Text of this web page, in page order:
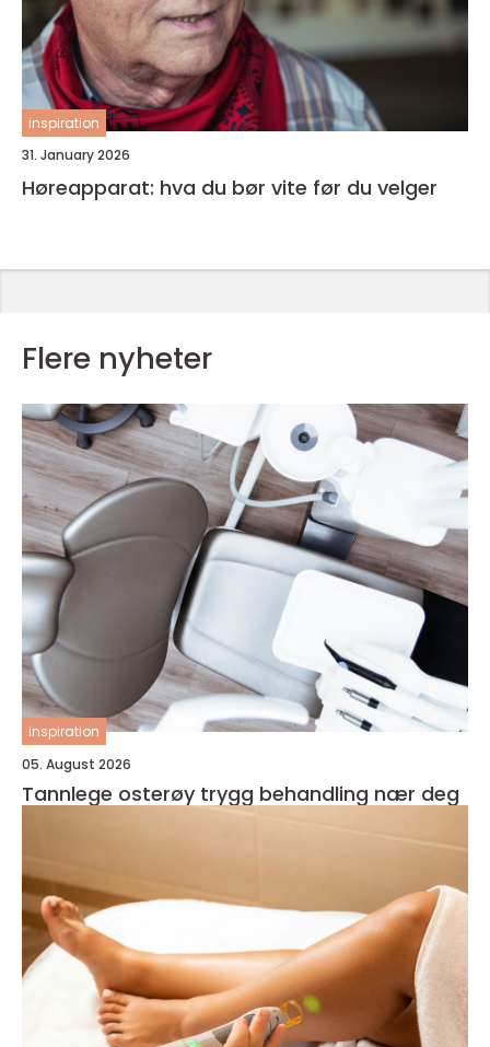
inspiration
31. January 2026
Høreapparat: hva du bør vite før du velger
Flere nyheter
inspiration
05. August 2026
Tannlege osterøy trygg behandling nær deg